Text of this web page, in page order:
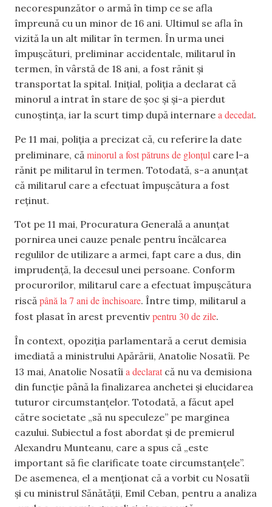
necorespunzător o armă în timp ce se afla
împreună cu un minor de 16 ani. Ultimul se afla în
vizită la un alt militar în termen. În urma unei
împușcături, preliminar accidentale, militarul în
termen, în vârstă de 18 ani, a fost rănit și
transportat la spital. Inițial, poliția a declarat că
minorul a intrat în stare de șoc și și-a pierdut
cunoștința, iar la scurt timp după internare a decedat.
Pe 11 mai, poliția a precizat că, cu referire la date
preliminare, că minorul a fost pătruns de glonțul care l-a
rănit pe militarul în termen. Totodată, s-a anunțat
că militarul care a efectuat împușcătura a fost
reținut.
Tot pe 11 mai, Procuratura Generală a anunțat
pornirea unei cauze penale pentru încălcarea
regulilor de utilizare a armei, fapt care a dus, din
imprudență, la decesul unei persoane. Conform
procurorilor, militarul care a efectuat împușcătura
riscă până la 7 ani de închisoare. Între timp, militarul a
fost plasat în arest preventiv pentru 30 de zile.
În context, opoziția parlamentară a cerut demisia
imediată a ministrului Apărării, Anatolie Nosatîi. Pe
13 mai, Anatolie Nosatîi a declarat că nu va demisiona
din funcție până la finalizarea anchetei și elucidarea
tuturor circumstanțelor. Totodată, a făcut apel
către societate „să nu speculeze” pe marginea
cazului. Subiectul a fost abordat și de premierul
Alexandru Munteanu, care a spus că „este
important să fie clarificate toate circumstanțele”.
De asemenea, el a menționat că a vorbit cu Nosatîi
și cu ministrul Sănătății, Emil Ceban, pentru a analiza